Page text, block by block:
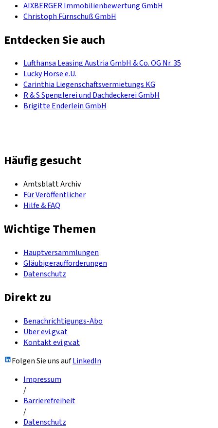
AIXBERGER Immobilienbewertung GmbH
Christoph Fürnschuß GmbH
Entdecken Sie auch
Lufthansa Leasing Austria GmbH & Co. OG Nr. 35
Lucky Horse e.U.
Carinthia Liegenschaftsvermietungs KG
R & S Spenglerei und Dachdeckerei GmbH
Brigitte Enderlein GmbH
Häufig gesucht
Amtsblatt Archiv
Für Veröffentlicher
Hilfe & FAQ
Wichtige Themen
Hauptversammlungen
Gläubigeraufforderungen
Datenschutz
Direkt zu
Benachrichtigungs-Abo
Über evi.gv.at
Kontakt evi.gv.at
Folgen Sie uns aufLinkedIn
Impressum
/
Barrierefreiheit
/
Datenschutz